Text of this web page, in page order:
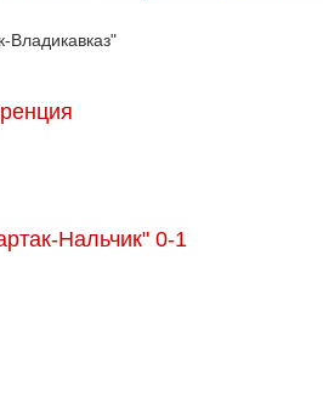
Нальчик" 0-1